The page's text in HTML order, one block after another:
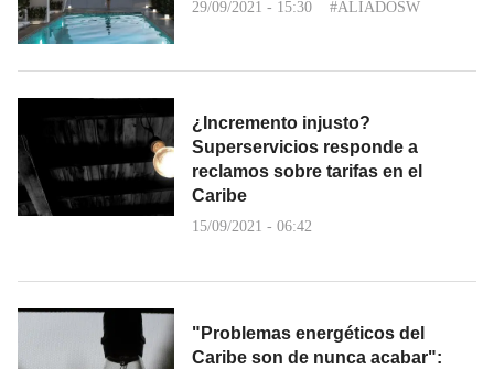
29/09/2021 - 15:30 #ALIADOSW
¿Incremento injusto?
Superservicios responde a
reclamos sobre tarifas en el
Caribe
15/09/2021 - 06:42
"Problemas energéticos del
Caribe son de nunca acabar":